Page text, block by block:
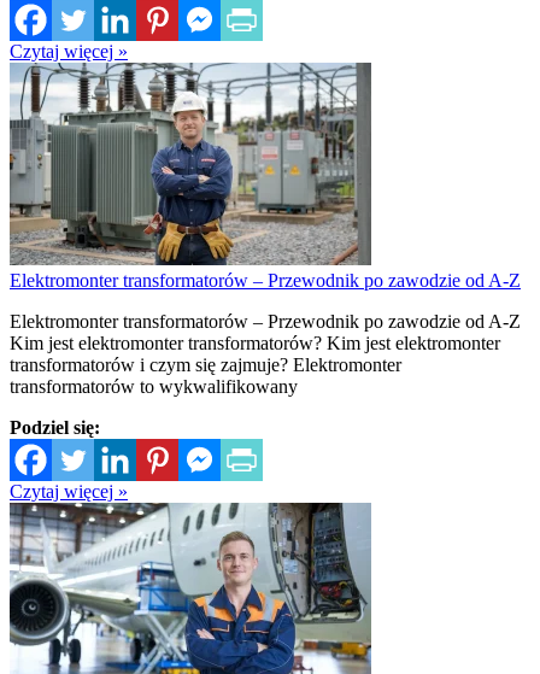
Czytaj więcej »
Elektromonter transformatorów – Przewodnik po zawodzie od A-Z
Elektromonter transformatorów – Przewodnik po zawodzie od A-Z
Kim jest elektromonter transformatorów? Kim jest elektromonter
transformatorów i czym się zajmuje? Elektromonter
transformatorów to wykwalifikowany
Podziel się:
Czytaj więcej »